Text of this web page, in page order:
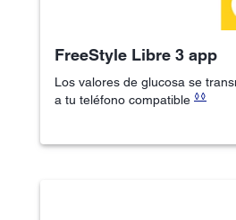
FreeStyle Libre 3 app
Los valores de glucosa se
a tu teléfono compatible ◊◊